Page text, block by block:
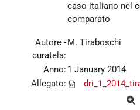
caso italiano nel
comparato
Autore -
curatela:
M. Tiraboschi
Anno: 1 January 2014
Allegato: